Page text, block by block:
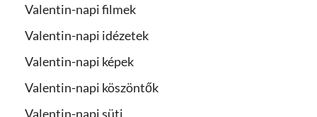
Valentin-napi filmek
Valentin-napi idézetek
Valentin-napi képek
Valentin-napi köszöntők
Valentin-napi süti